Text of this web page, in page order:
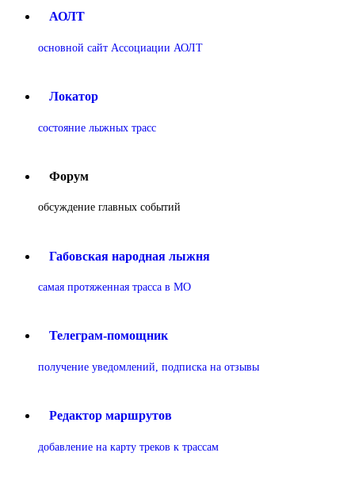
АОЛТ
основной сайт Ассоциации АОЛТ
Локатор
состояние лыжных трасс
Форум
обсуждение главных событий
Габовская народная лыжня
самая протяженная трасса в МО
Телеграм-помощник
получение уведомлений, подписка на отзывы
Редактор маршрутов
добавление на карту треков к трассам